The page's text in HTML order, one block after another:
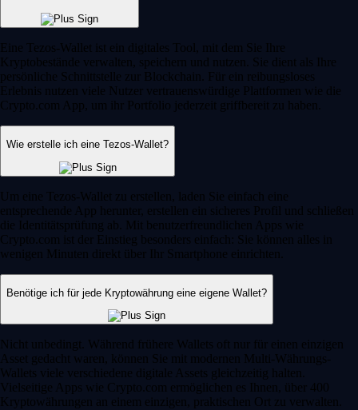
Eine Tezos-Wallet ist ein digitales Tool, mit dem Sie Ihre
Kryptobestände verwalten, speichern und nutzen. Sie dient als Ihre
persönliche Schnittstelle zur Blockchain. Für ein reibungsloses
Erlebnis nutzen viele Nutzer vertrauenswürdige Plattformen wie die
Crypto.com App, um ihr Portfolio jederzeit griffbereit zu haben.
Wie erstelle ich eine Tezos-Wallet?
Um eine Tezos-Wallet zu erstellen, laden Sie einfach eine
entsprechende App herunter, erstellen ein sicheres Profil und schließen
die Identitätsprüfung ab. Mit benutzerfreundlichen Apps wie
Crypto.com ist der Einstieg besonders einfach: Sie können alles in
wenigen Minuten direkt über Ihr Smartphone einrichten.
Benötige ich für jede Kryptowährung eine eigene Wallet?
Nicht unbedingt. Während frühere Wallets oft nur für einen einzigen
Asset gedacht waren, können Sie mit modernen Multi-Währungs-
Wallets viele verschiedene digitale Assets gleichzeitig halten.
Vielseitige Apps wie Crypto.com ermöglichen es Ihnen, über 400
Kryptowährungen an einem einzigen, praktischen Ort zu verwalten.